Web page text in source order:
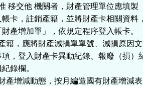
移交他 機關者，財產管理單位應填製
卡，註銷產籍，並將財產卡相關資料
產增加單」，依規定程序登入帳卡。
籍，應將財產減損單單號、減損原因
，登入財產卡異動紀錄、報廢（損）
錄欄。
產增減動態，按月編造國有財產增減